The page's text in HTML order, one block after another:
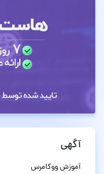
آگهی
آموزش ووکامرس